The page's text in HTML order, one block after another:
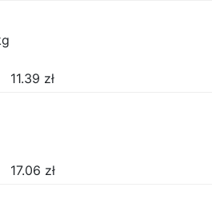
11.39 zł
17.06 zł